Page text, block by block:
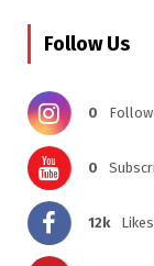
Follow Us
0
0
12k Likes